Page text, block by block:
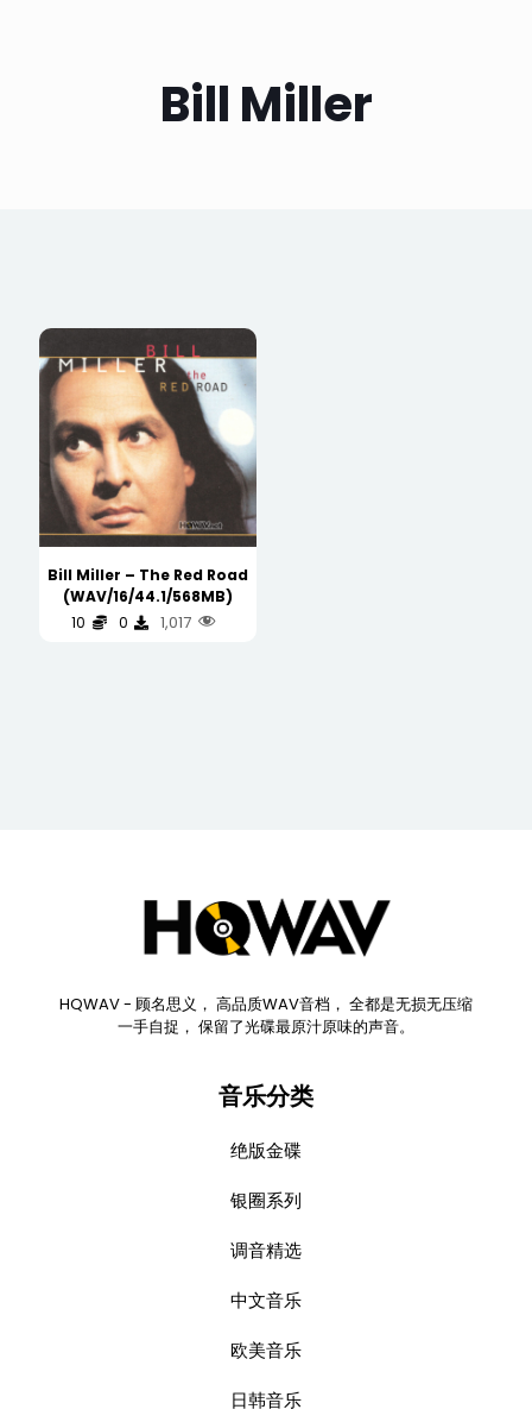
Bill Miller
Bill Miller – The Red Road
(WAV/16/44.1/568MB)
10
0 1,017
HQWAV - 顾名思义， 高品质WAV音档， 全都是无损无压缩
一手自捉， 保留了光碟最原汁原味的声音。
音乐分类
绝版金碟
银圈系列
调音精选
中文音乐
欧美音乐
日韩音乐